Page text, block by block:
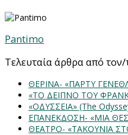
Pantimo
Τελευταία άρθρα από
ΘΕΡΙΝΑ- «ΠΑΡΤΥ
«ΤΟ ΔΕΙΠΝΟ ΤΟΥ
«ΟΔΥΣΣΕΙΑ» (The
ΕΠΑΝΕΚΔΟΣΗ- «ΜΙΑ
ΘΕΑΤΡΟ- «ΤΑΚΟΥΝΙΑ